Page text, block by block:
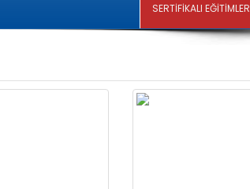
SERTİFİKALI EĞİTİMLER